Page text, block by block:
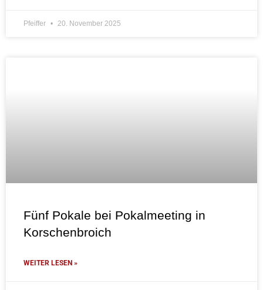
Pfeiffer 20. November 2025
Fünf Pokale bei Pokalmeeting in
Korschenbroich
WEITER LESEN »